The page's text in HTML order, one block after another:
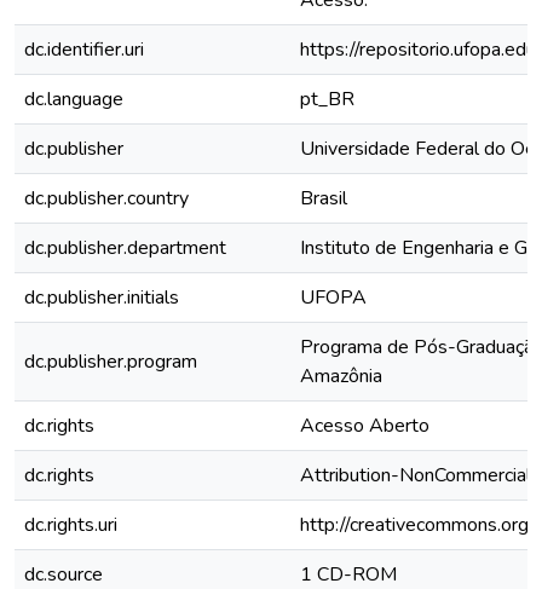
dc.identifier.uri
https://
dc.language
pt_BR
dc.publisher
Universidade Federal do
dc.publisher.country
Brasil
dc.publisher.department
Instituto de Engenharia e
dc.publisher.initials
UFOPA
dc.publisher.program
Programa de Pós-
Amazônia
dc.rights
Acesso Aberto
dc.rights
Attribution-
dc.rights.uri
http://
dc.source
1 CD-ROM